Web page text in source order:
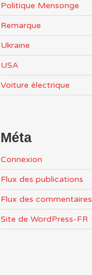
Politique Mensonge
Remarque
Ukraine
USA
Voiture électrique
Méta
Connexion
Flux des publications
Flux des commentaires
Site de WordPress-FR